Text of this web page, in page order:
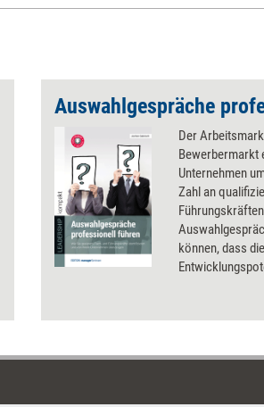
Der
Bewerbermarkt
Unternehmen
Zahl an
können, dass
sich selbst als
wichtigen